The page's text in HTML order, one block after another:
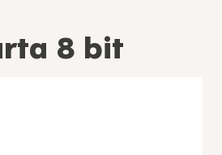
8 bit